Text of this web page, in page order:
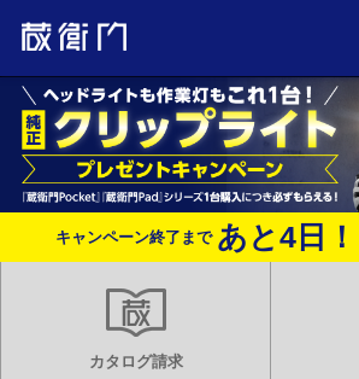
キャンペーン終了まで あと4 日！
カタログ請求